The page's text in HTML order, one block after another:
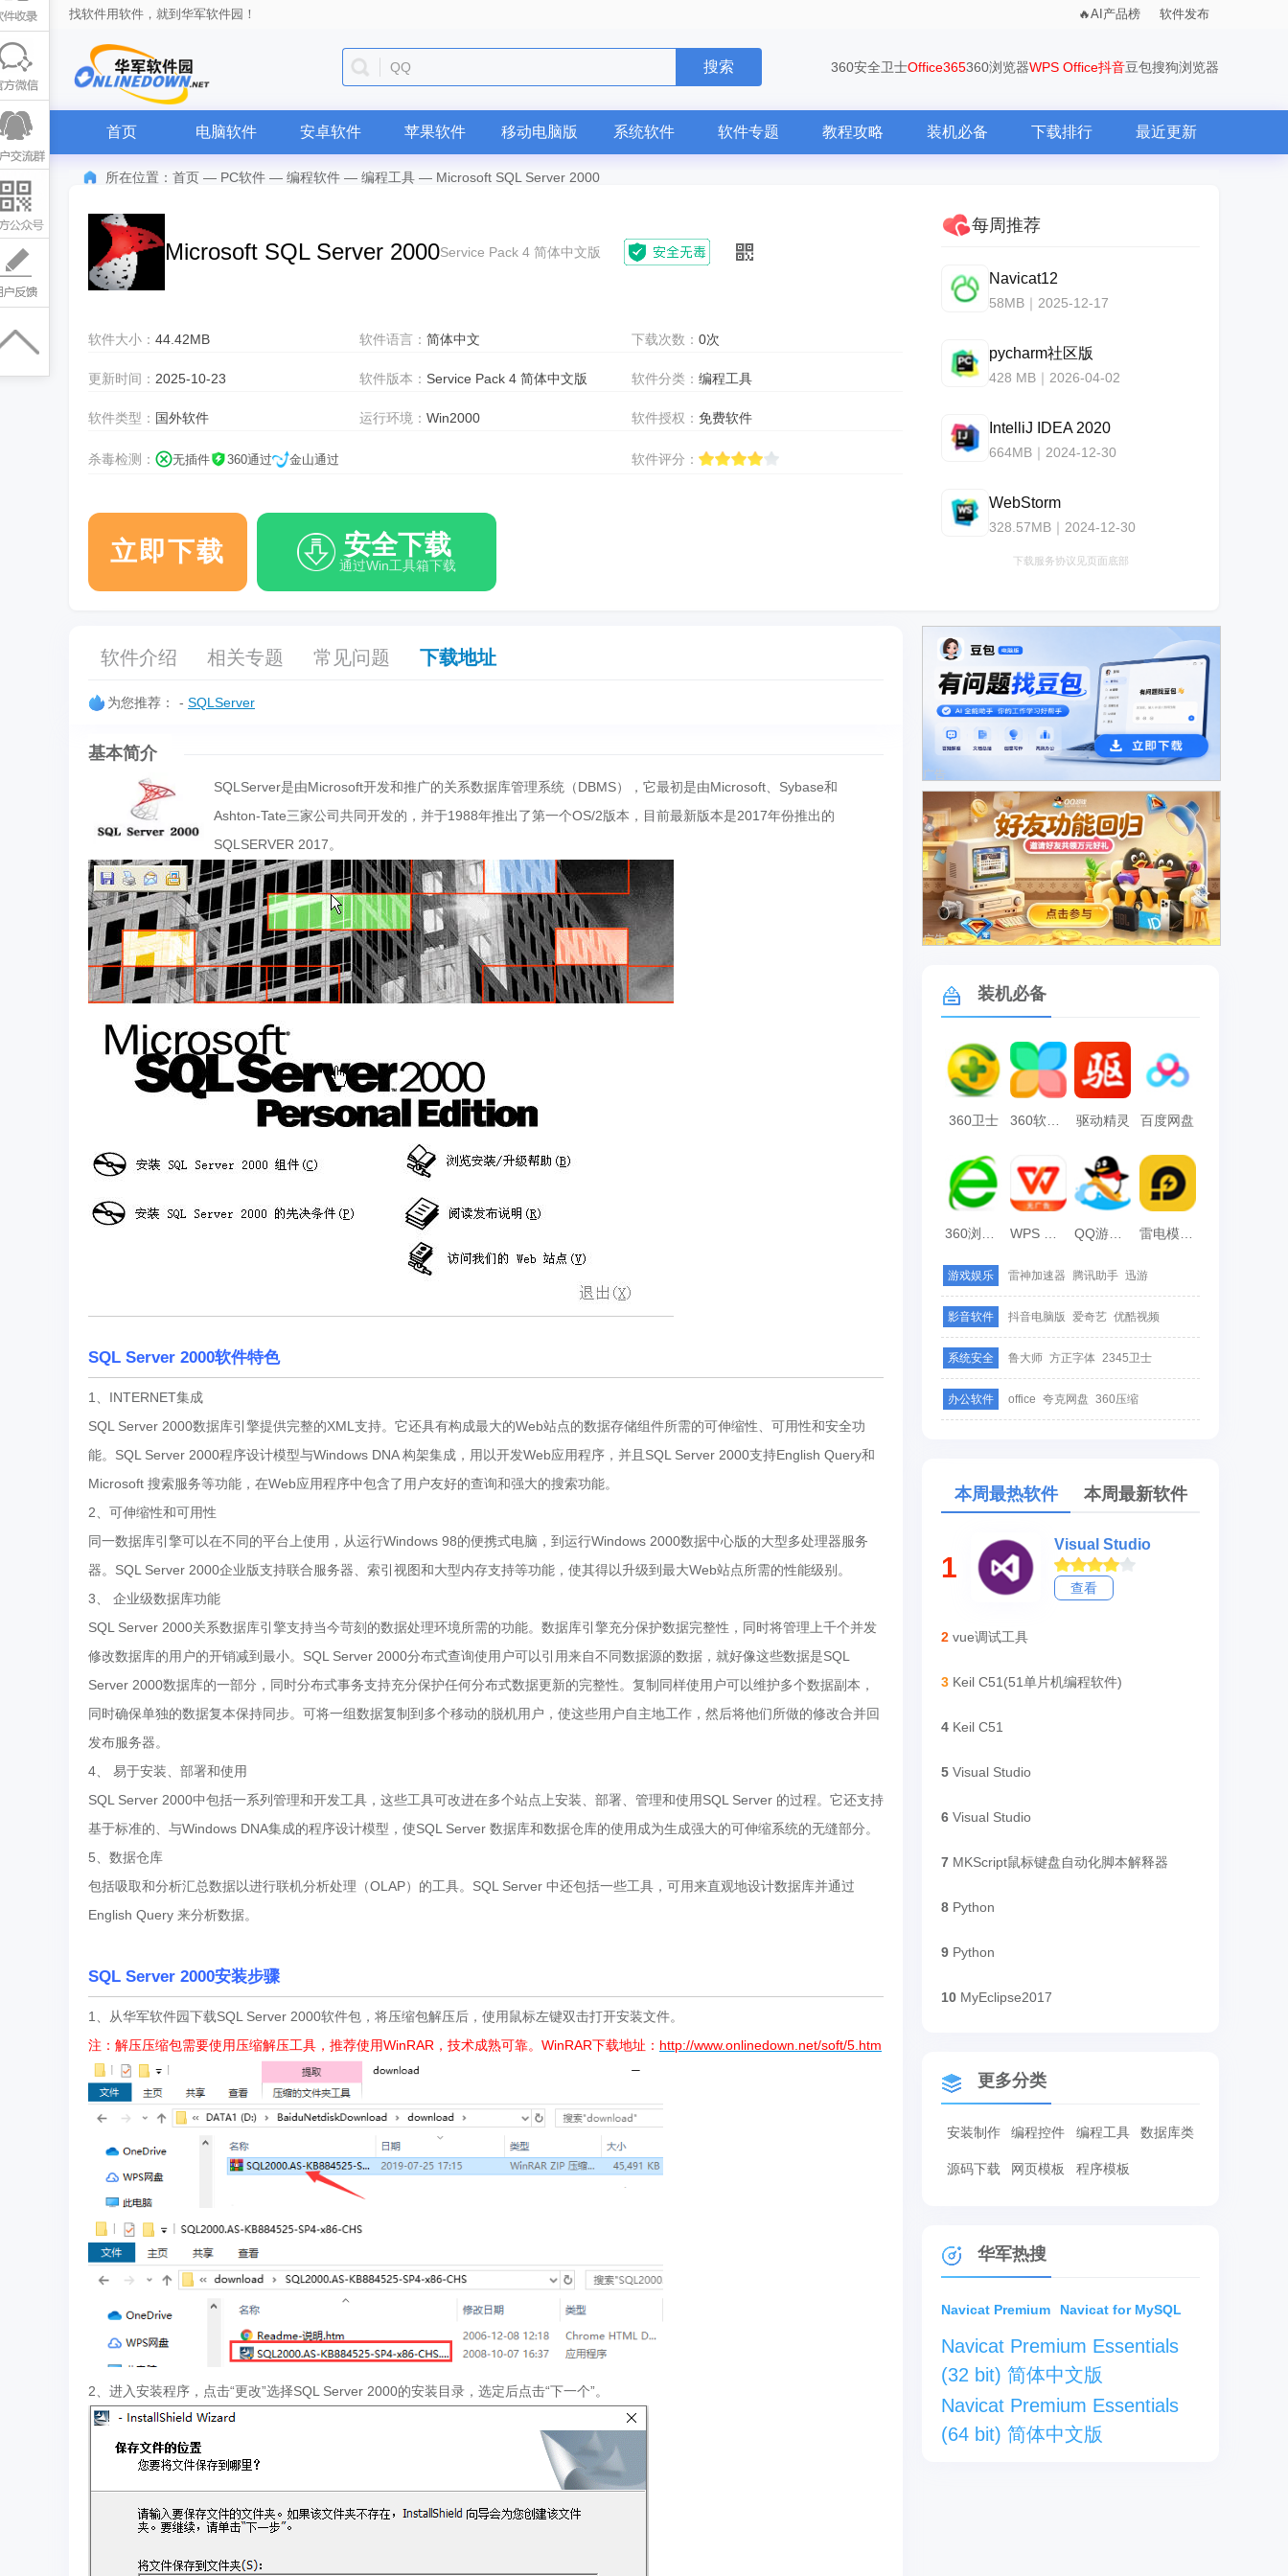
找软件用软件，就到华军软件园！ AI产品榜 软件发布
QQ 搜索 360安全卫士Office365360浏览器WPS Office抖音豆包搜狗浏览器
首页 电脑软件 安卓软件 苹果软件 移动电脑版 系统软件 软件专题 教程攻略 装机必备 下载排行 最近更新
所在位置： 首页 — PC软件 — 编程软件 — 编程工具 — Microsoft SQL Server 2000
Microsoft SQL Server 2000Service Pack 4 简体中文版
软件大小： 44.42MB 软件语言：简体中文 下载次数： 0次
更新时间： 2025-10-23 软件版本： Service Pack 4 简体中文版 软件分类： 编程工具
软件类型： 国外软件 运行环境：Win2000 软件授权： 免费软件
杀毒检测： 无插件 360通过 金山通过 软件评分：
立即下载 安全下载
通过Win工具箱下载
每周推荐
Navicat12
58MB｜2025-12-17
pycharm社区版
428 MB｜2026-04-02
IntelliJ IDEA 2020
664MB｜2024-12-30
WebStorm
328.57MB｜2024-12-30
下载服务协议见页面底部
软件介绍 相关专题 常见问题 下载地址
为您推荐： - SQLServer
基本简介
SQLServer是由Microsoft开发和推广的关系数据库管理系统（DBMS），它最初是由Microsoft、Sybase和
Ashton-Tate三家公司共同开发的，并于1988年推出了第一个OS/2版本，目前最新版本是2017年份推出的
SQLSERVER 2017。
SQL Server 2000软件特色
1、INTERNET集成
SQL Server 2000数据库引擎提供完整的XML支持。它还具有构成最大的Web站点的数据存储组件所需的可伸缩性、可用性和安全功
能。SQL Server 2000程序设计模型与Windows DNA 构架集成，用以开发Web应用程序，并且SQL Server 2000支持English Query和
Microsoft 搜索服务等功能，在Web应用程序中包含了用户友好的查询和强大的搜索功能。
2、可伸缩性和可用性
同一数据库引擎可以在不同的平台上使用，从运行Windows 98的便携式电脑，到运行Windows 2000数据中心版的大型多处理器服务
器。SQL Server 2000企业版支持联合服务器、索引视图和大型内存支持等功能，使其得以升级到最大Web站点所需的性能级别。
3、 企业级数据库功能
SQL Server 2000关系数据库引擎支持当今苛刻的数据处理环境所需的功能。数据库引擎充分保护数据完整性，同时将管理上千个并发
修改数据库的用户的开销减到最小。SQL Server 2000分布式查询使用户可以引用来自不同数据源的数据，就好像这些数据是SQL
Server 2000数据库的一部分，同时分布式事务支持充分保护任何分布式数据更新的完整性。复制同样使用户可以维护多个数据副本，
同时确保单独的数据复本保持同步。可将一组数据复制到多个移动的脱机用户，使这些用户自主地工作，然后将他们所做的修改合并回
发布服务器。
4、 易于安装、部署和使用
SQL Server 2000中包括一系列管理和开发工具，这些工具可改进在多个站点上安装、部署、管理和使用SQL Server 的过程。它还支持
基于标准的、与Windows DNA集成的程序设计模型，使SQL Server 数据库和数据仓库的使用成为生成强大的可伸缩系统的无缝部分。
5、数据仓库
包括吸取和分析汇总数据以进行联机分析处理（OLAP）的工具。SQL Server 中还包括一些工具，可用来直观地设计数据库并通过
English Query 来分析数据。
SQL Server 2000安装步骤
1、从华军软件园下载SQL Server 2000软件包，将压缩包解压后，使用鼠标左键双击打开安装文件。
注：解压压缩包需要使用压缩解压工具，推荐使用WinRAR，技术成熟可靠。WinRAR下载地址： http://www.onlinedown.net/soft/5.htm
2、进入安装程序，点击“更改”选择SQL Server 2000的安装目录，选定后点击“下一个”。
广告
广告
装机必备
360卫士 360软件管家 驱动精灵 百度网盘
雷电模拟器
游戏娱乐 雷神加速器 腾讯助手 迅游
影音软件 抖音电脑版 爱奇艺 优酷视频
系统安全 鲁大师 方正字体 2345卫士
办公软件 office 夸克网盘 360压缩
本周最热软件 本周最新软件
1
Visual Studio
查看
2 vue调试工具
3 Keil C51(51单片机编程软件)
4 Keil C51
5 Visual Studio
6 Visual Studio
7 MKScript鼠标键盘自动化脚本解释器
8 Python
9 Python
10 MyEclipse2017
更多分类
安装制作 编程控件 编程工具 数据库类
源码下载 网页模板 程序模板
华军热搜
Navicat Premium Navicat for MySQL
Navicat Premium Essentials
(32 bit) 简体中文版
Navicat Premium Essentials
(64 bit) 简体中文版